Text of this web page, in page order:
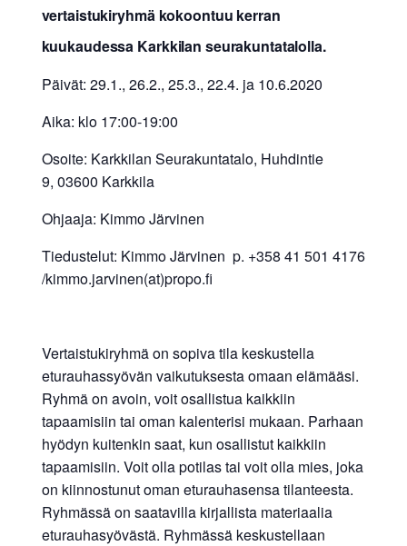
vertaistukiryhmä kokoontuu kerran
kuukaudessa Karkkilan seurakuntatalolla.
Päivät: 29.1., 26.2., 25.3., 22.4. ja 10.6.2020
Aika: klo 17:00-19:00
Osoite: Karkkilan Seurakuntatalo, Huhdintie
9, 03600 Karkkila
Ohjaaja: Kimmo Järvinen
Tiedustelut: Kimmo Järvinen p. +358 41 501 4176
/kimmo.jarvinen(at)propo.fi
Vertaistukiryhmä on sopiva tila keskustella
eturauhassyövän vaikutuksesta omaan elämääsi.
Ryhmä on avoin, voit osallistua kaikkiin
tapaamisiin tai oman kalenterisi mukaan. Parhaan
hyödyn kuitenkin saat, kun osallistut kaikkiin
tapaamisiin. Voit olla potilas tai voit olla mies, joka
on kiinnostunut oman eturauhasensa tilanteesta.
Ryhmässä on saatavilla kirjallista materiaalia
eturauhasyövästä. Ryhmässä keskustellaan